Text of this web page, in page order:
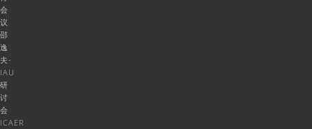
会
议
邵
逸
夫-
IAU
研
讨
会
ICAER